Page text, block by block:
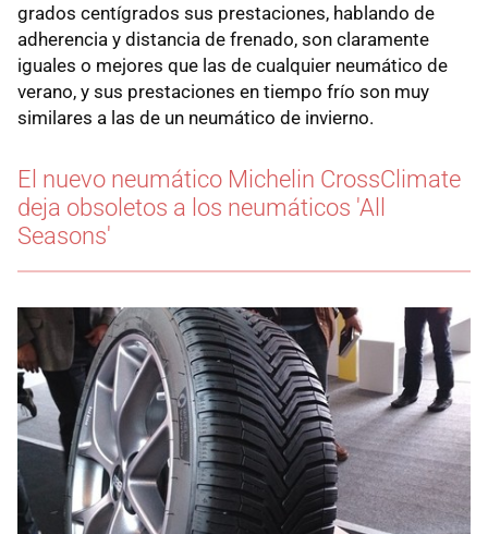
grados centígrados sus prestaciones, hablando de
adherencia y distancia de frenado, son claramente
iguales o mejores que las de cualquier neumático de
verano, y sus prestaciones en tiempo frío son muy
similares a las de un neumático de invierno.
El nuevo neumático Michelin CrossClimate
deja obsoletos a los neumáticos 'All
Seasons'